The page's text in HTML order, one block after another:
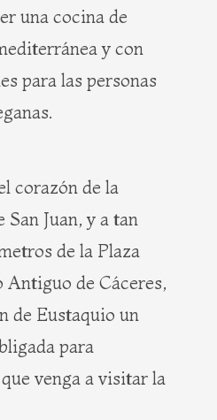
una cocina de
y con
para las personas
corazón de la
San Juan, y a tan
de la Plaza
Antiguo de Cáceres,
de Eustaquio un
para
venga a visitar la